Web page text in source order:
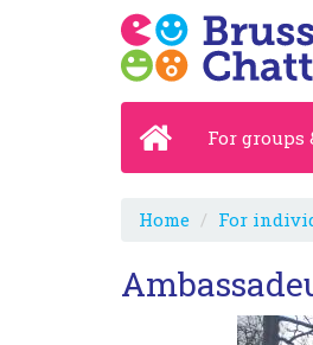
For groups
Home For